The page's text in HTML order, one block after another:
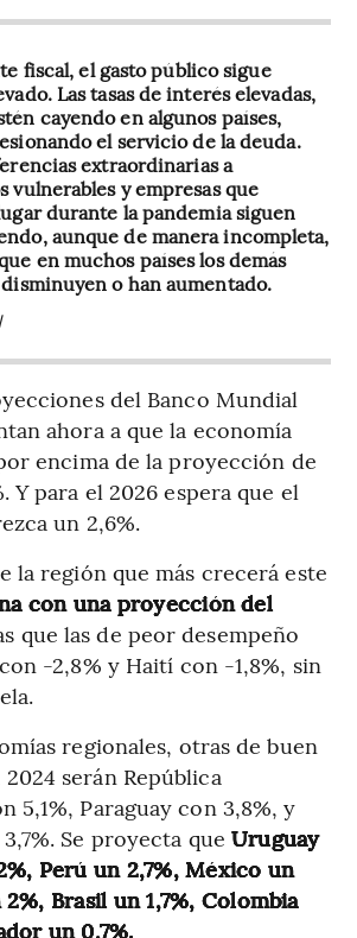
fiscal, el gasto público sigue
Las tasas de interés elevadas,
cayendo en algunos países,
el servicio de la deuda.
extraordinarias a
vulnerables y empresas que
durante la pandemia siguen
aunque de manera incompleta,
en muchos países los demás
o han aumentado.
del Banco Mundial
ahora a que la economía
encima de la proyección de
Y para el 2026 espera que el
un 2,6%.
la región que más crecerá este
con una proyección del
que las de peor desempeño
-2,8% y Haití con -1,8%, sin
regionales, otras de buen
serán República
5,1%, Paraguay con 3,8%, y
Se proyecta que Uruguay
Perú un 2,7%, México un
Brasil un 1,7%, Colombia
un 0,7%.